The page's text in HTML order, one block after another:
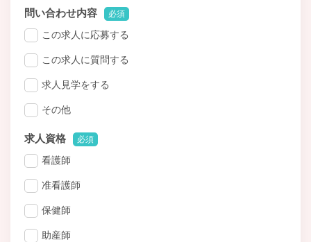
問い合わせ内容 必須
この求人に応募する
この求人に質問する
求人見学をする
その他
求人資格 必須
看護師
准看護師
保健師
助産師